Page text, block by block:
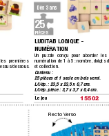
LUDITAB LOGIQUE -
NUMÉRATION
Un puzzle conçu pour aborder les
numération de 1 à 5 : nombre, doigts
et collection.
Contenu :
25 pièces et 1 socle en bois verni.
L/l/ép. : 23,5 x 23,5 x 0,7 cm.
L/l/ép. pièce : 3,7 x 3,7 x 0,4 cm.
Le jeu 15502
premières
dessous.
25
PIÈCES
Dès 3 ans
Recto Verso